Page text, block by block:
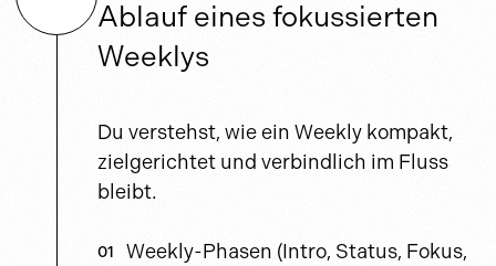
Ablauf eines fokussierten
Weeklys
Du verstehst, wie ein Weekly kompakt,
zielgerichtet und verbindlich im Fluss
bleibt.
Weekly-Phasen (Intro, Status, Fokus,